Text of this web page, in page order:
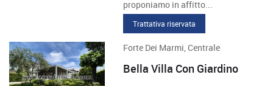
proponiamo in affitto...
Trattativa riservata
Forte Dei Marmi, Centrale
Bella Villa Con Giardino